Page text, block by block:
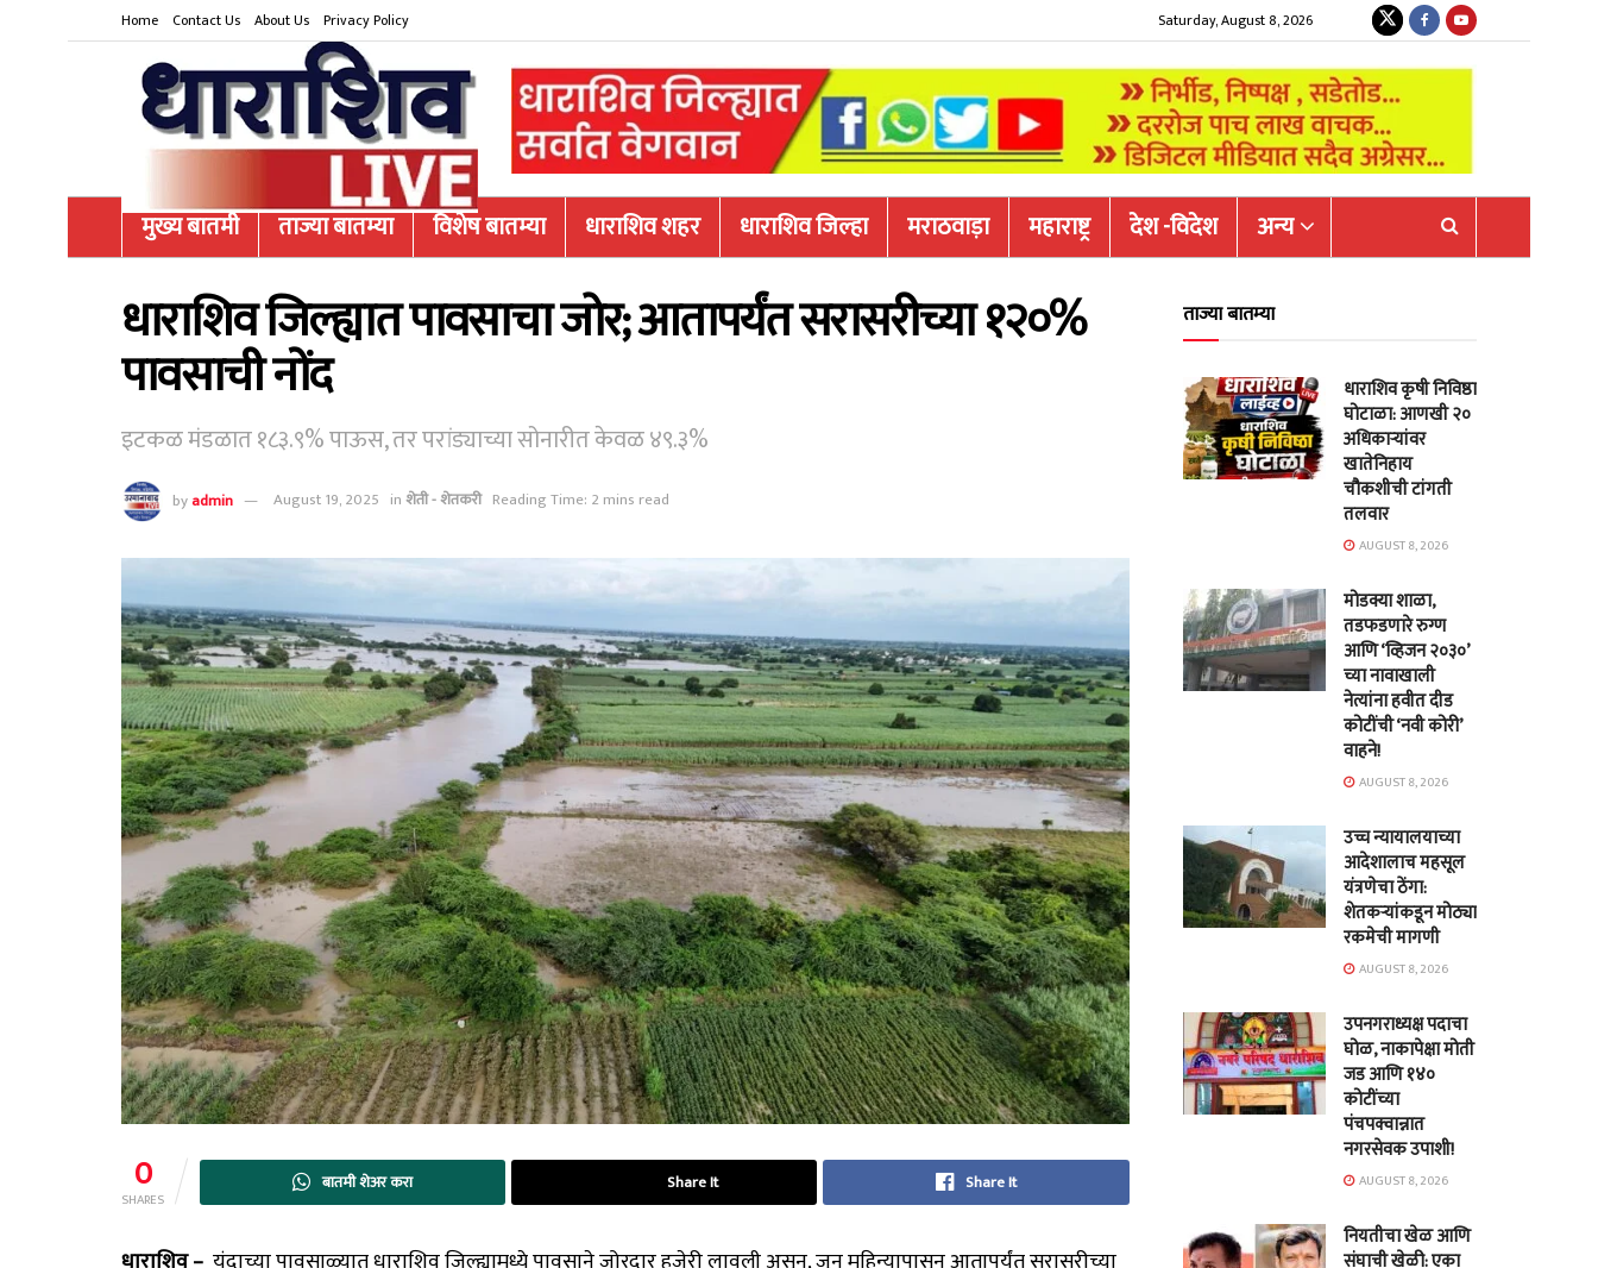
Home Contact Us About Us Privacy Policy Saturday, August 8, 2026
मुख्य बातमी ताज्या बातम्या विशेष बातम्या धाराशिव शहर धाराशिव जिल्हा मराठवाड़ा महाराष्ट्र देश -विदेश अन्य
धाराशिव जिल्ह्यात पावसाचा जोर; आतापर्यंत सरासरीच्या १२०%
पावसाची नोंद
इटकळ मंडळात १८३.९% पाऊस, तर परांड्याच्या सोनारीत केवळ ४९.३%
byadmin August 19, 2025 inशेती - शेतकरी Reading Time: 2 mins read
0
SHARES
बातमी शेअर करा Share It Share It
ताज्या बातम्या
धाराशिव कृषी निविष्ठा
घोटाळा: आणखी २०
अधिकाऱ्यांवर
खातेनिहाय
चौकशीची टांगती
तलवार
AUGUST 8, 2026
मोडक्या शाळा,
तडफडणारे रुग्ण
आणि ‘व्हिजन २०३०’
च्या नावाखाली
नेत्यांना हवीत दीड
कोटींची ‘नवी कोरी’
वाहने!
AUGUST 8, 2026
उच्च न्यायालयाच्या
आदेशालाच महसूल
यंत्रणेचा ठेंगा:
शेतकऱ्यांकडून मोठ्या
रकमेची मागणी
AUGUST 8, 2026
उपनगराध्यक्ष पदाचा
घोळ, नाकापेक्षा मोती
जड आणि १४०
कोटींच्या
पंचपक्वान्नात
नगरसेवक उपाशी!
AUGUST 8, 2026
नियतीचा खेळ आणि
संघाची खेळी: एका